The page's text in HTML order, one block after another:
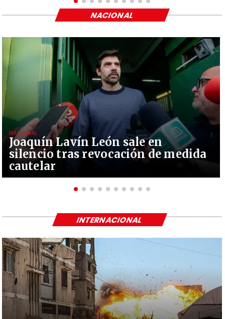
Joaquín Lavín León sale en
silencio tras revocación de medida
cautelar
NACIONAL
NACIONAL
INTERNACIONAL